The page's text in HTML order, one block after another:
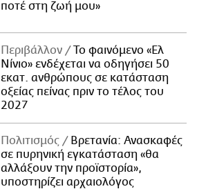
ποτέ στη ζωή μου»
Περιβάλλον
Το φαινόμενο «Ελ
Νίνιο» ενδέχεται να οδηγήσει 50
εκατ. ανθρώπους σε κατάσταση
οξείας πείνας πριν το τέλος του
2027
Πολιτισμός
Βρετανία: Ανασκαφές
σε πυρηνική εγκατάσταση «θα
αλλάξουν την προϊστορία»,
υποστηρίζει αρχαιολόγος